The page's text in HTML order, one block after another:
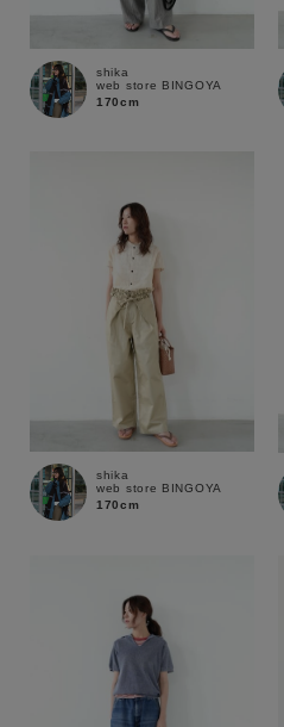
商品タイプ
在庫あり
shika
web store BINGOYA
170cm
shika
web store BINGOYA
170cm